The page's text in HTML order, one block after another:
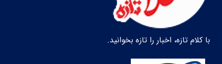
با کلام تازه، اخبار را تازه بخوانید.